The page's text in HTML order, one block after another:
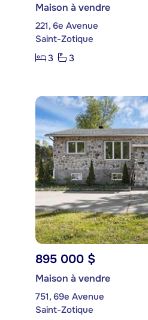
Maison à vendre
221, 6e Avenue
Saint-Zotique
3
3
895 000 $
Maison à vendre
751, 69e Avenue
Saint-Zotique